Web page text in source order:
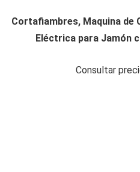
Cortafiambres, Maquina
Eléctrica para Jamón
Consultar